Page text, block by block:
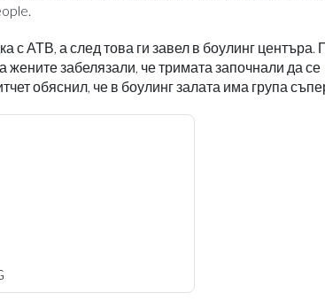
с АТВ, а след това ги завел в боулинг центъра.
забелязали, че тримата започнали да се
обяснил, че в боулинг залата има група